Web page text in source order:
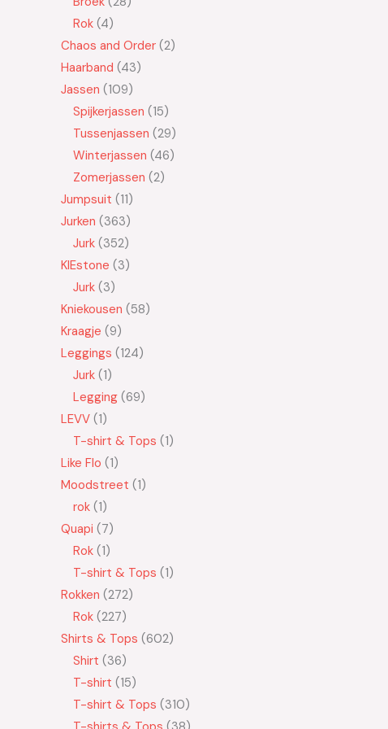
Rok 4
Chaos and Order 2
Haarband 43
Jassen 109
Spijkerjassen 15
Tussenjassen 29
Winterjassen 46
Zomerjassen 2
Jumpsuit 11
Jurken 363
Jurk 352
KIEstone 3
Jurk 3
Kniekousen 58
Kraagje 9
Leggings 124
Jurk 1
Legging 69
LEVV 1
T-shirt & Tops 1
Like Flo 1
Moodstreet 1
rok 1
Quapi 7
Rok 1
T-shirt & Tops 1
Rokken 272
Rok 227
Shirts & Tops 602
Shirt 36
T-shirt 15
T-shirt & Tops 310